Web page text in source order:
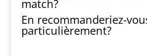
match?
En recommanderiez-
particulièrement?